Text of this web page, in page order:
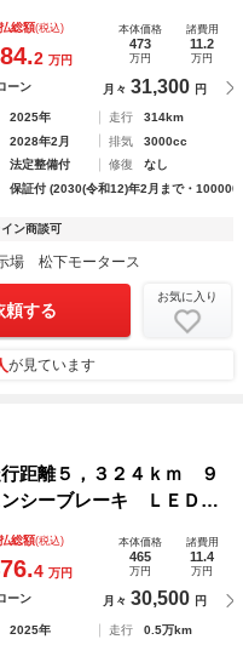
２．０ 本革巻ステアリ
ー エマージェンシーブ
総額(税込)
2 万円
本体価格
473
万円
諸費用
11.2
万円
ーン 月々 31,300 円
2025年 走行
314km
2028年2月 排気
3000cc
法定整備付 修復
なし
保証付 (2030(令和12)年2月まで・
ン商談可
場 松下モータース
頼する
お気に入り
が見ています
距離５，３２４ｋｍ ９
シーブレーキ ＬＥＤヘ
バックモニター ＥＴＣ
シートヒーター スマー
総額(税込)
4 万円
本体価格
465
万円
諸費用
11.4
万円
ーン 月々 30,500 円
2025年 走行
0.5万km